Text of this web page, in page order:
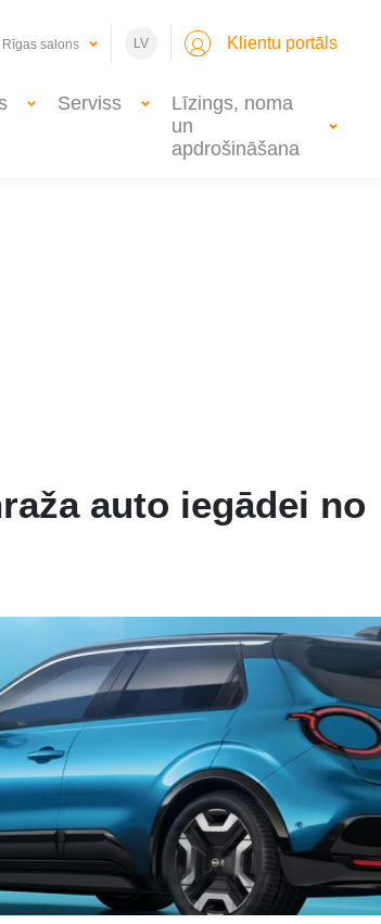
Rīgas salons LV Klientu portāls
Serviss
Līzings, noma
un
apdrošināšana
auto iegādei no